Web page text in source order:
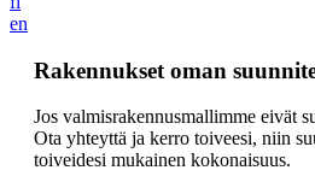
en
Rakennukset oman
Jos valmisrakennusmallimme eivät
Ota yhteyttä ja kerro toiveesi, niin
toiveidesi mukainen kokonaisuus.